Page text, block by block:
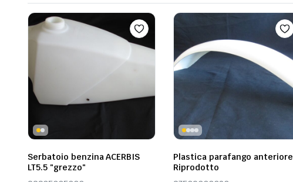
Serbatoio benzina ACERBIS
LT5.5 "grezzo"
Plastica parafango anteriore
Riprodotto